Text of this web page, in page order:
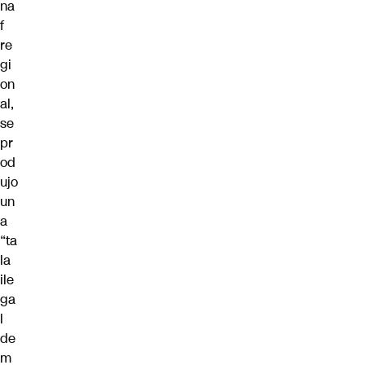
na
f
re
gi
on
al,
se
pr
od
ujo
un
a
“ta
la
ile
ga
l
de
m